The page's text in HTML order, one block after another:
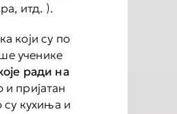
итд. ).
који су по
ученике
ради на
и пријатан
су кухиња и